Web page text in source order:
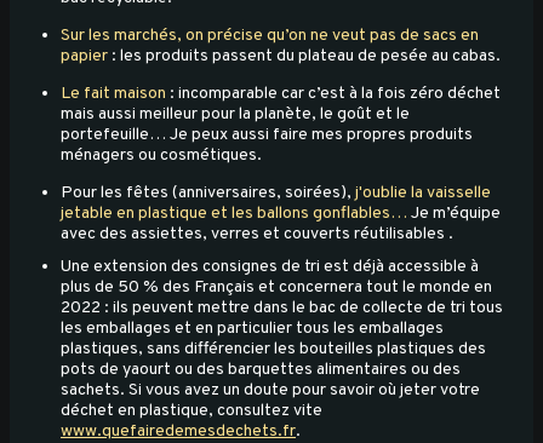
Sur les marchés, on précise qu’on ne veut pas de sacs en
papier : les produits passent du plateau de pesée au cabas.
Le fait maison : incomparable car c’est à la fois zéro déchet
mais aussi meilleur pour la planète, le goût et le
portefeuille… Je peux aussi faire mes propres produits
ménagers ou cosmétiques.
Pour les fêtes (anniversaires, soirées), j'oublie la vaisselle
jetable en plastique et les ballons gonflables… Je m’équipe
avec des assiettes, verres et couverts réutilisables .
Une extension des consignes de tri est déjà accessible à
plus de 50 % des Français et concernera tout le monde en
2022 : ils peuvent mettre dans le bac de collecte de tri tous
les emballages et en particulier tous les emballages
plastiques, sans différencier les bouteilles plastiques des
pots de yaourt ou des barquettes alimentaires ou des
sachets. Si vous avez un doute pour savoir où jeter votre
déchet en plastique, consultez vite
www.quefairedemesdechets.fr.